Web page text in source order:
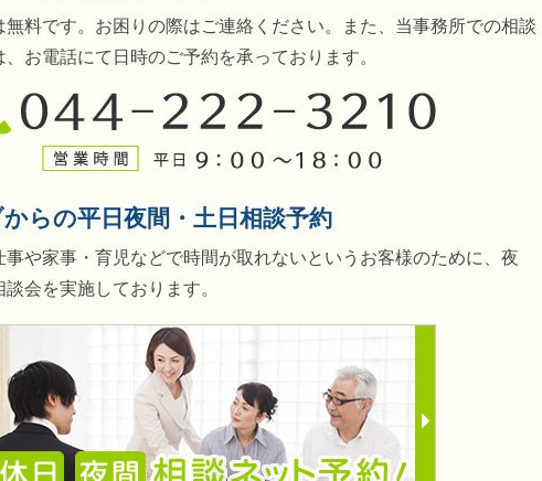
無料です。お困りの際はご連絡ください。また、当事務所での相談
お電話にて日時のご予約を承っております。
らの平日夜間・土日相談予約
事や家事・育児などで時間が取れないというお客様のために、夜
会を実施しております。